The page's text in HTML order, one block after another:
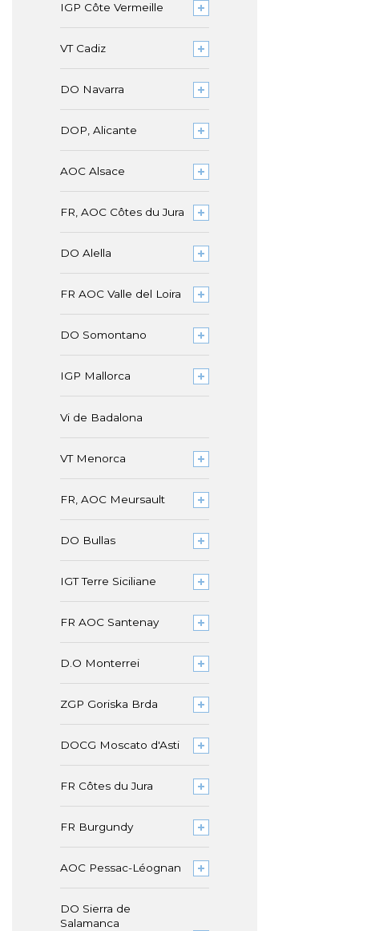
IGP Côte Vermeille
VT Cadiz
DO Navarra
DOP, Alicante
AOC Alsace
FR, AOC Côtes du Jura
DO Alella
FR AOC Valle del Loira
DO Somontano
IGP Mallorca
Vi de Badalona
VT Menorca
FR, AOC Meursault
DO Bullas
IGT Terre Siciliane
FR AOC Santenay
D.O Monterrei
ZGP Goriska Brda
DOCG Moscato d'Asti
FR Côtes du Jura
FR Burgundy
AOC Pessac-Léognan
DO Sierra de
Salamanca